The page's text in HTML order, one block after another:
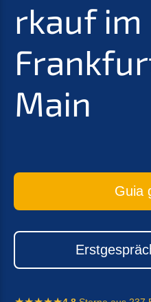
rkauf im
Main
Guia